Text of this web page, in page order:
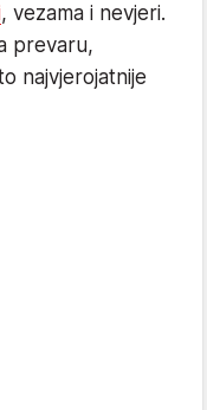
, vezama i nevjeri.
prevaru,
najvjerojatnije